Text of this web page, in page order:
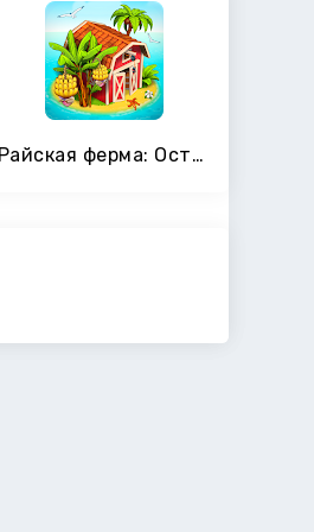
Райская ферма: Остров Удачи